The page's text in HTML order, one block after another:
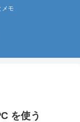
メモ
を使う